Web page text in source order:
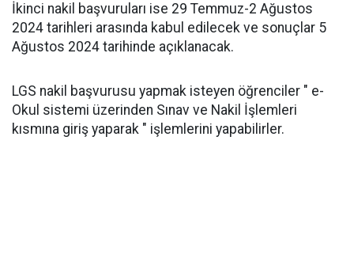
İkinci nakil başvuruları ise 29 Temmuz-2 Ağustos
2024 tarihleri arasında kabul edilecek ve sonuçlar 5
Ağustos 2024 tarihinde açıklanacak.
LGS nakil başvurusu yapmak isteyen öğrenciler " e-
Okul sistemi üzerinden Sınav ve Nakil İşlemleri
kısmına giriş yaparak " işlemlerini yapabilirler.